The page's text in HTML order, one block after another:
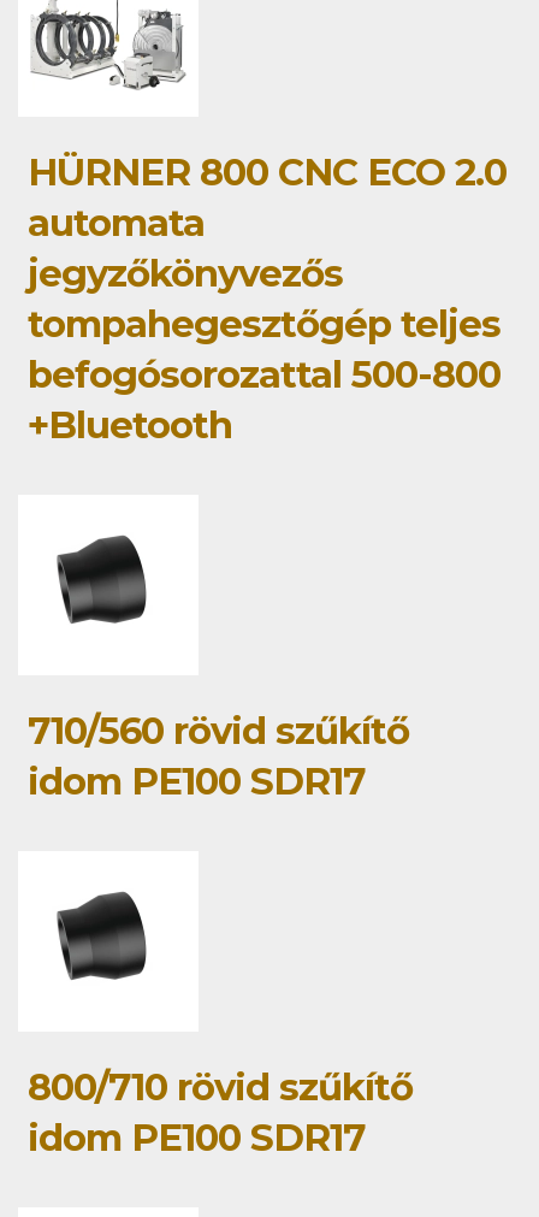
HÜRNER 800 CNC ECO 2.0
automata
jegyzőkönyvezős
tompahegesztőgép teljes
befogósorozattal 500-800
+Bluetooth
710/560 rövid szűkítő
idom PE100 SDR17
800/710 rövid szűkítő
idom PE100 SDR17